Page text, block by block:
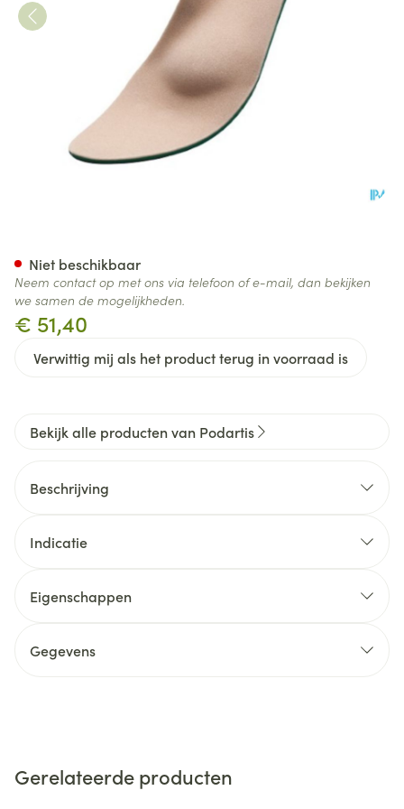
€ 51,40
Verwittig mij als het product terug in voorraad is
Niet beschikbaar
Neem contact op met ons via telefoon of e-mail, dan bekijken
we samen de mogelijkheden.
Bekijk alle producten van Podartis
Beschrijving
Indicatie
Eigenschappen
Gegevens
Gerelateerde producten